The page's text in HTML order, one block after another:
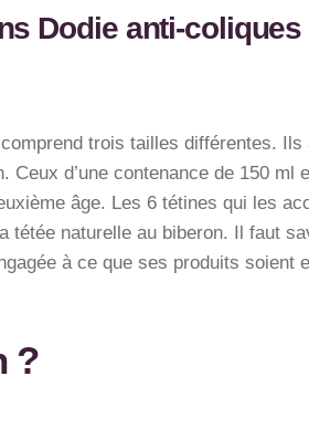
Dodie anti-coliques
trois tailles différentes.
Ceux d’une contenance de 150
âge. Les 6 tétines qui les
naturelle au biberon. Il faut
à ce que ses produits soient
?